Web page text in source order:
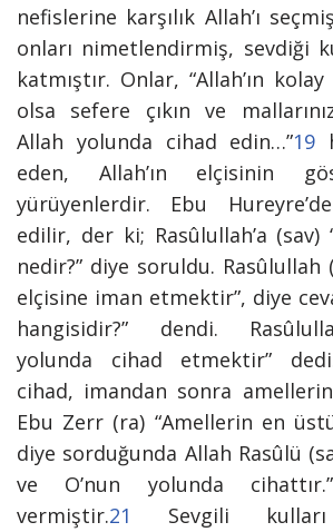
nefislerine karşılık Allah’ı
onları nimetlendirmiş, sevdiği
katmıştır. Onlar,“Allah’ın
olsa sefere çıkın ve
Allah yolunda cihad edin…”19
eden, Allah’ın elçisinin
yürüyenlerdir. Ebu
edilir, der ki; Rasûlullah’a (sav)
nedir?” diye soruldu. Rasûlullah
elçisine iman etmektir”, diye
hangisidir?” dendi.
yolunda cihad etmektir”
cihad, imandan sonra
Ebu Zerr (ra) “Amellerin en
diye sorduğunda Allah Rasûlü
ve O’nun yolunda
vermiştir.21
Sevgili kulları